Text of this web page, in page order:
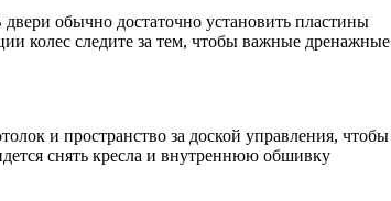
двери обычно достаточно установить пластины
колес следите за тем, чтобы важные дренажные
и пространство за доской управления, чтобы
снять кресла и внутреннюю обшивку